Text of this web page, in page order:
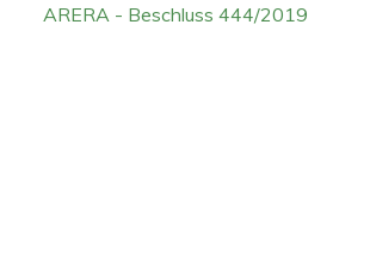
ARERA - Beschluss 444/2019